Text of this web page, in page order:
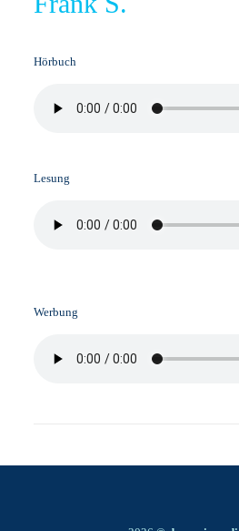
Hörbuch
Lesung
Werbung